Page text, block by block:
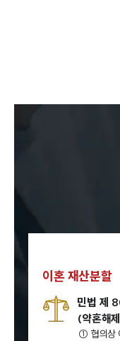
이혼 재산분할
민법 제
(약혼해
① 협의상